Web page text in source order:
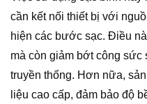
cần kết nối thiết bị với
hiện các bước sạc. Điều
mà còn giảm bớt công
truyền thống. Hơn nữa,
liệu cao cấp, đảm bảo độ